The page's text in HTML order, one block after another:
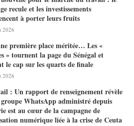
recule et les investissements
à porter leurs fruits
2026
première place méritée… Les «
» tournent la page du Sénégal et
le cap sur les quarts de finale
2026
: Un rapport de renseignement révèle
WhatsApp administré depuis
est au cœur de la campagne de
numérique liée à la crise de Ceuta